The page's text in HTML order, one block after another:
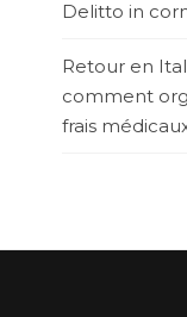
Delitto in
Retour en
comment
frais